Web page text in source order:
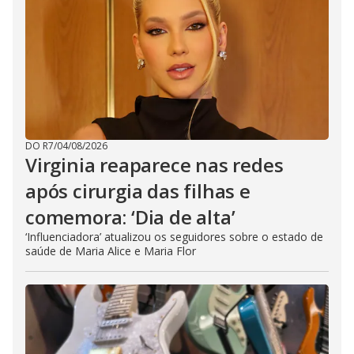
DO R7/04/08/2026
Virginia reaparece nas redes
após cirurgia das filhas e
comemora: ‘Dia de alta’
‘Influenciadora’ atualizou os seguidores sobre o estado de
saúde de Maria Alice e Maria Flor